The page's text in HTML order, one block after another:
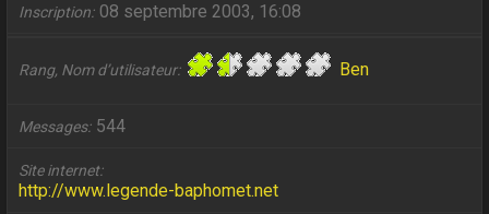
Inscription 08 septembre 2003, 16:08
Rang, Nom d’utilisateur Ben
Messages 544
Site internet
http://www.legende-baphomet.net